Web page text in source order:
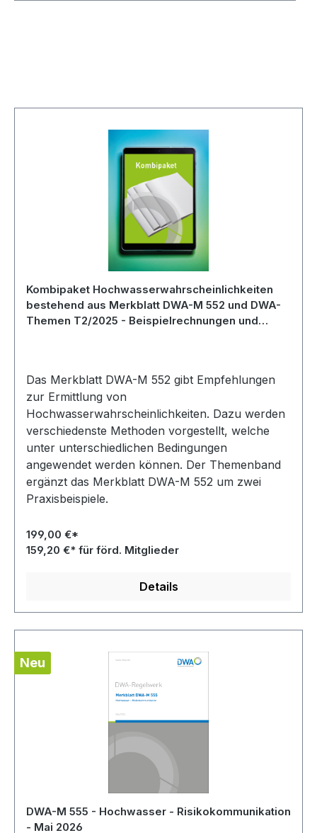
Kombipaket Hochwasserwahrscheinlichkeiten
bestehend aus Merkblatt DWA-M 552 und DWA-
Themen T2/2025 - Beispielrechnungen und
Das Merkblatt DWA-M 552 gibt Empfehlungen
zur Ermittlung von
Hochwasserwahrscheinlichkeiten. Dazu werden
verschiedenste Methoden vorgestellt, welche
unter unterschiedlichen Bedingungen
angewendet werden können. Der Themenband
ergänzt das Merkblatt DWA-M 552 um zwei
Praxisbeispiele.
199,00 €*
159,20 €* für förd. Mitglieder
Details
Neu
DWA-M 555 - Hochwasser - Risikokommunikation
- Mai 2026